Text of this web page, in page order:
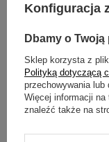
OPINIE (0)
Konfiguracja
Dbamy o
Sklep korzysta z
Polityką dotyczącą
przechowywania lub
Więcej informacji na
znaleźć także na